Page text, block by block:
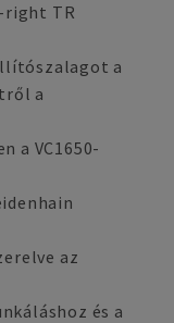
right TR
a
a
a VC1650-
az
és a